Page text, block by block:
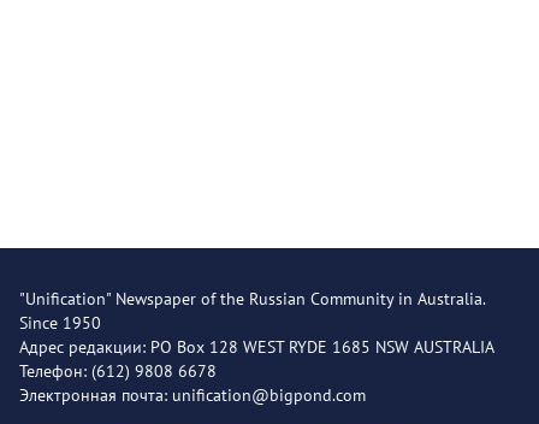
"Unification" Newspaper of the Russian Community in Australia.
Since 1950
Адрес редакции: PO Box 128 WEST RYDE 1685 NSW AUSTRALIA
Телефон: (612) 9808 6678
Электронная почта: unification@bigpond.com